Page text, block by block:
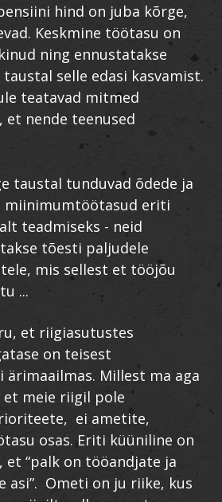
hind on juba kõrge,
Keskmine töötasu on
ning ennustatakse
selle edasi kasvamist.
teatavad mitmed
et nende teenused
taustal tunduvad õdede ja
miinimumtöötasud eriti
teadmiseks - neid
tõesti paljudele
mis sellest et tööjõu
...
et riigiasutustes
on teisest
Millest ma aga
et meie riigil pole
ei ametite,
osas. Eriti küüniline on
et “palk on tööandjate ja
asi”. Ometi on ju riike, kus